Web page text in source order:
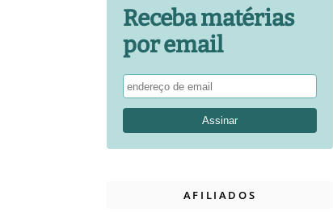
Receba matérias
por email
AFILIADOS